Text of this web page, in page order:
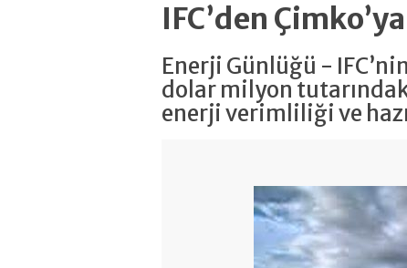
IFC’den
Enerji Günlüğü -
dolar milyon
enerji verimliliği ve